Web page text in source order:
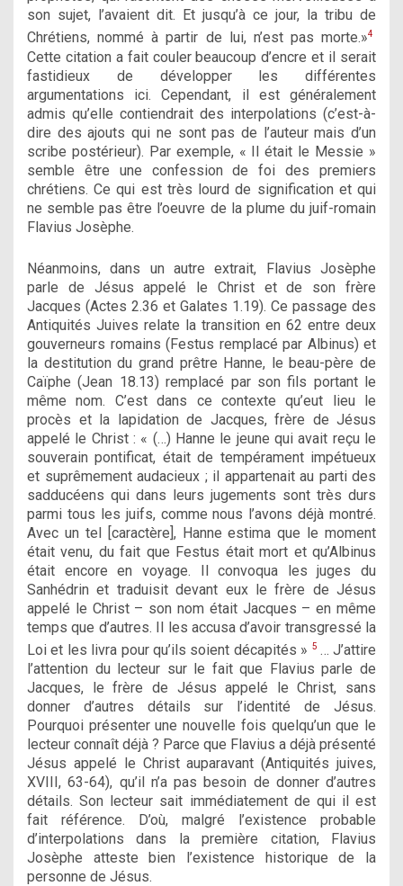
son sujet, l’avaient dit. Et jusqu’à ce jour, la tribu de
Chrétiens, nommé à partir de lui, n’est pas morte.»4
Cette citation a fait couler beaucoup d’encre et il serait
fastidieux de développer les différentes
argumentations ici. Cependant, il est généralement
admis qu’elle contiendrait des interpolations (c’est-à-
dire des ajouts qui ne sont pas de l’auteur mais d’un
scribe postérieur). Par exemple, « Il était le Messie »
semble être une confession de foi des premiers
chrétiens. Ce qui est très lourd de signification et qui
ne semble pas être l’oeuvre de la plume du juif-romain
Flavius Josèphe.
Néanmoins, dans un autre extrait, Flavius Josèphe
parle de Jésus appelé le Christ et de son frère
Jacques (Actes 2.36 et Galates 1.19). Ce passage des
Antiquités Juives relate la transition en 62 entre deux
gouverneurs romains (Festus remplacé par Albinus) et
la destitution du grand prêtre Hanne, le beau-père de
Caïphe (Jean 18.13) remplacé par son fils portant le
même nom. C’est dans ce contexte qu’eut lieu le
procès et la lapidation de Jacques, frère de Jésus
appelé le Christ : « (…) Hanne le jeune qui avait reçu le
souverain pontificat, était de tempérament impétueux
et suprêmement audacieux ; il appartenait au parti des
sadducéens qui dans leurs jugements sont très durs
parmi tous les juifs, comme nous l’avons déjà montré.
Avec un tel [caractère], Hanne estima que le moment
était venu, du fait que Festus était mort et qu’Albinus
était encore en voyage. Il convoqua les juges du
Sanhédrin et traduisit devant eux le frère de Jésus
appelé le Christ – son nom était Jacques – en même
temps que d’autres. Il les accusa d’avoir transgressé la
Loi et les livra pour qu’ils soient décapités » 5 … J’attire
l’attention du lecteur sur le fait que Flavius parle de
Jacques, le frère de Jésus appelé le Christ, sans
donner d’autres détails sur l’identité de Jésus.
Pourquoi présenter une nouvelle fois quelqu’un que le
lecteur connaît déjà ? Parce que Flavius a déjà présenté
Jésus appelé le Christ auparavant (Antiquités juives,
XVIII, 63-64), qu’il n’a pas besoin de donner d’autres
détails. Son lecteur sait immédiatement de qui il est
fait référence. D’où, malgré l’existence probable
d’interpolations dans la première citation, Flavius
Josèphe atteste bien l’existence historique de la
personne de Jésus.